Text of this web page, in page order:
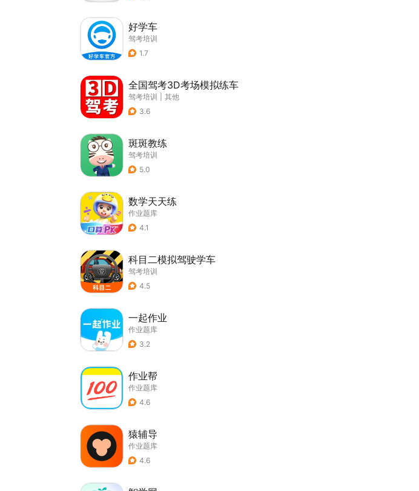
好学车
驾考培训
1.7
全国驾考3D考场模拟练车
驾考培训
其他
3.6
斑斑教练
驾考培训
5.0
数学天天练
作业题库
4.1
科目二模拟驾驶学车
驾考培训
4.5
一起作业
作业题库
3.2
作业帮
作业题库
4.6
猿辅导
作业题库
4.6